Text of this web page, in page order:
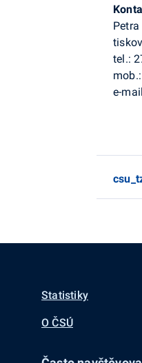
tel.:
e-
Statistiky
O ČSÚ